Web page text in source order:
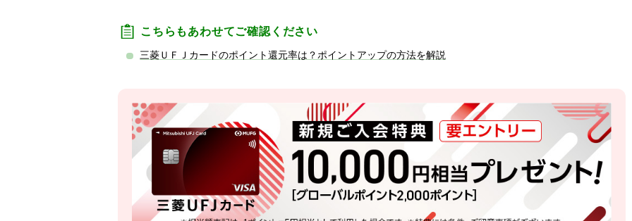
こちらもあわせてご確認ください
三菱ＵＦＪカードのポイント還元率は？ポイントアップの方法を解説